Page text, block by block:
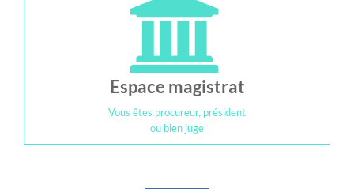
Espace magistrat
Vous êtes procureur, président
ou bien juge